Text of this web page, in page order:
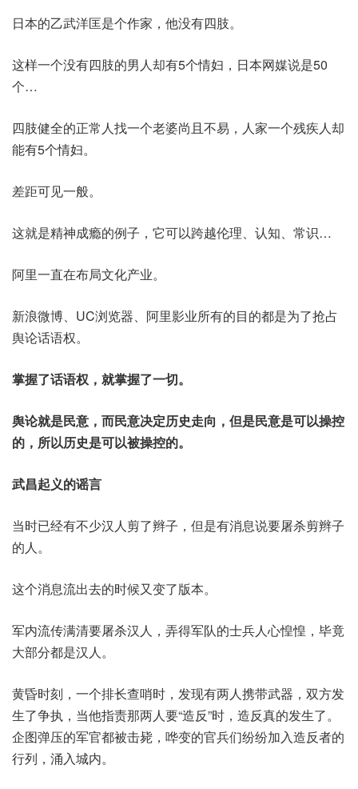
日本的乙武洋匡是个作家，他没有四肢。
这样一个没有四肢的男人却有5个情妇，日本网媒说是50
个…
四肢健全的正常人找一个老婆尚且不易，人家一个残疾人却
能有5个情妇。
差距可见一般。
这就是精神成瘾的例子，它可以跨越伦理、认知、常识…
阿里一直在布局文化产业。
新浪微博、UC浏览器、阿里影业所有的目的都是为了抢占
舆论话语权。
掌握了话语权，就掌握了一切。
舆论就是民意，而民意决定历史走向，但是民意是可以操控
的，所以历史是可以被操控的。
武昌起义的谣言
当时已经有不少汉人剪了辫子，但是有消息说要屠杀剪辫子
的人。
这个消息流出去的时候又变了版本。
军内流传满清要屠杀汉人，弄得军队的士兵人心惶惶，毕竟
大部分都是汉人。
黄昏时刻，一个排长查哨时，发现有两人携带武器，双方发
生了争执，当他指责那两人要“造反”时，造反真的发生了。
企图弹压的军官都被击毙，哗变的官兵们纷纷加入造反者的
行列，涌入城内。